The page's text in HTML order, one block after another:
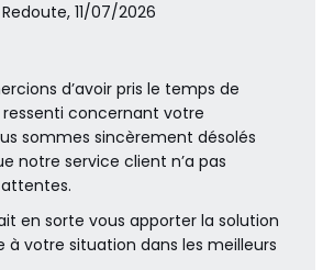
11/07/2026
d’avoir pris le temps de
concernant votre
sommes sincèrement désolés
notre service client n’a pas
en sorte vous apporter la solution
à votre situation dans les meilleurs